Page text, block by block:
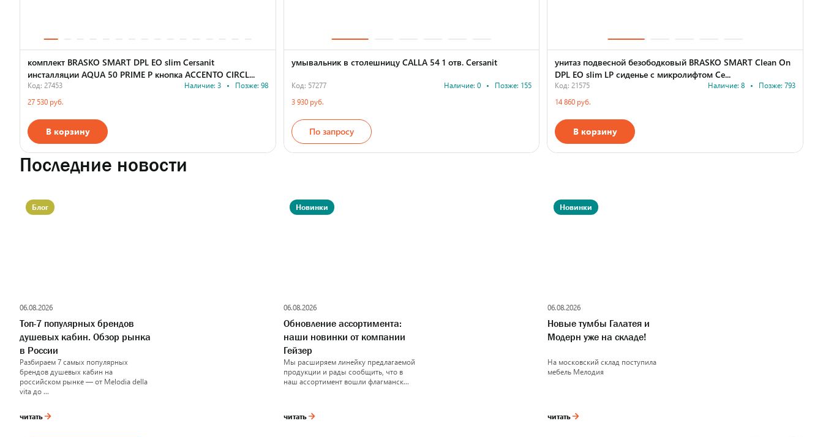
комплект BRASKO SMART DPL EO slim Cersanit
инсталляции AQUA 50 PRIME P кнопка ACCENTO CIRCL...
Код: 27453 Наличие: 3 •
Позже: 98
27 530 руб.
В корзину
умывальник в столешницу CALLA 54 1 отв. Cersanit
Код: 57277 Наличие: 0 •
Позже: 155
3 930 руб.
По запросу
унитаз подвесной безободковый BRASKO SMART Clean On
DPL EO slim LP сиденье с микролифтом Ce...
Код: 21575 Наличие: 8 •
Позже: 793
14 860 руб.
В корзину
Последние новости
Блог
06.08.2026
Топ-7 популярных брендов
душевых кабин. Обзор рынка
в России
Разбираем 7 самых популярных
брендов душевых кабин на
российском рынке — от Melodia della
vita до ...
читать
Новинки
06.08.2026
Обновление ассортимента:
наши новинки от компании
Гейзер
Мы расширяем линейку предлагаемой
продукции и рады сообщить, что в
наш ассортимент вошли флагманск...
читать
Новинки
06.08.2026
Новые тумбы Галатея и
Модерн уже на складе!
На московский склад поступила
мебель Мелодия
читать